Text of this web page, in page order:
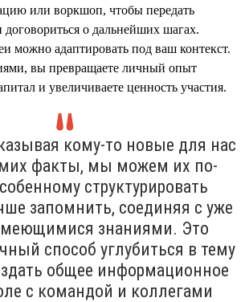
или воркшоп, чтобы передать
о дальнейших шагах.
можно адаптировать под ваш контекст.
вы превращаете личный опыт
и увеличиваете ценность участия.
кому-то новые для нас
факты, мы можем их по-
структурировать
запомнить, соединяя с уже
знаниями. Это
способ углубиться в тему
общее информационное
с командой и коллегами